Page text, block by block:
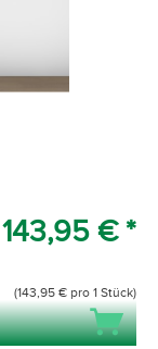
143,95 € *
(143,95 € pro 1 Stück)